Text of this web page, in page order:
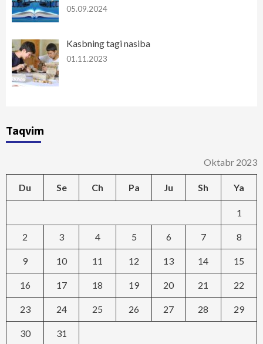
05.09.2024
Kasbning tagi nasiba
01.11.2023
Taqvim
Oktabr 2023
Du Se Ch Pa Ju Sh Ya
1
2 3 4 5 6 7 8
9 10 11 12 13 14 15
16 17 18 19 20 21 22
23 24 25 26 27 28 29
30 31